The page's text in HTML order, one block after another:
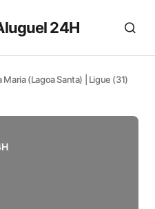
24H
(Lagoa Santa) | Ligue (31)